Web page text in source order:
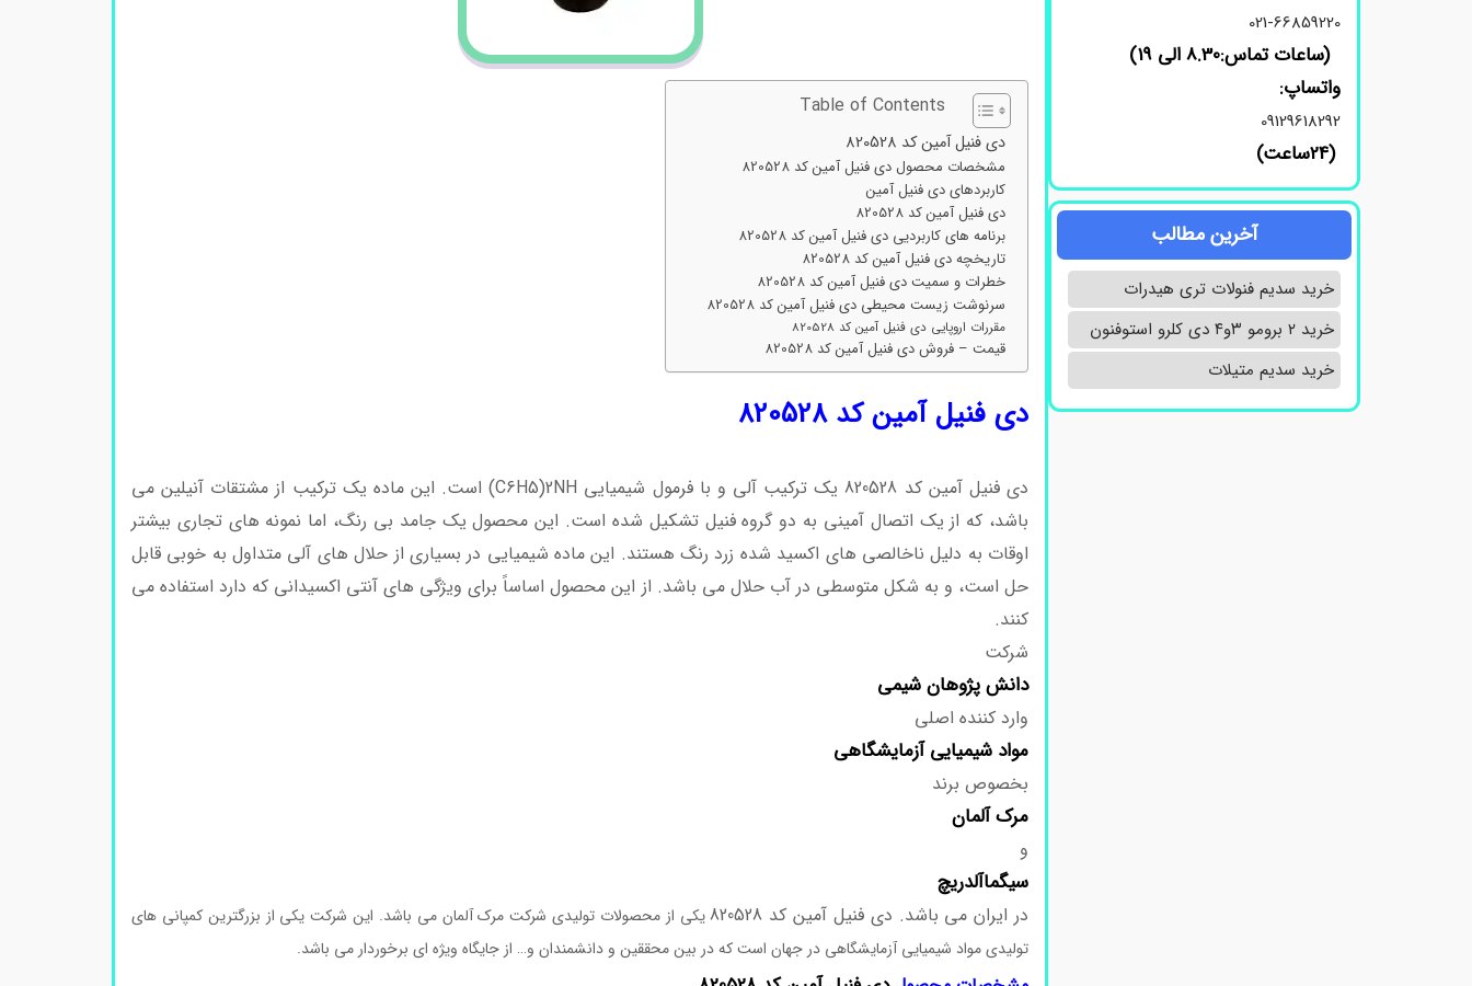
021-66859220
(ساعات تماس:8.30 الی 19)
واتساپ:
09129618292
(24ساعت)
آخرین مطالب
خرید سدیم فنولات تری هیدرات
خرید ۲ برومو ۳و۴ دی‌ کلرو استوفنون
خرید سدیم متیلات
Table of Contents
دی فنیل آمین کد 820528
مشخصات محصول دی فنیل آمین کد 820528
کاربردهای دی فنیل آمین
دی فنیل آمین کد 820528
برنامه های کاربردیی دی فنیل آمین کد 820528
تاریخچه دی فنیل آمین کد 820528
خطرات و سمیت دی فنیل آمین کد 820528
سرنوشت زیست محیطی دی فنیل آمین کد 820528
مقررات اروپایی دی فنیل آمین کد 820528
قیمت – فروش دی فنیل آمین کد 820528
دی فنیل آمین کد 820528
دی فنیل آمین کد 820528 یک ترکیب آلی و با فرمول شیمیایی C6H5)2NH) است. این ماده یک ترکیب از مشتقات آنیلین می
باشد، که از یک اتصال آمینی به دو گروه فنیل تشکیل شده است. این محصول یک جامد بی رنگ، اما نمونه های تجاری بیشتر
اوقات به دلیل ناخالصی های اکسید شده زرد رنگ هستند. این ماده شیمیایی در بسیاری از حلال های آلی متداول به خوبی قابل
حل است، و به شکل متوسطی در آب حلال می باشد. از این محصول اساساً برای ویژگی های آنتی اکسیدانی که دارد استفاده می
کنند.
شرکت
دانش پژوهان شیمی
وارد کننده اصلی
مواد شیمیایی آزمایشگاهی
بخصوص برند
مرکآلمان
و
سیگماآلدریچ
در ایران می باشد. دی فنیل آمین کد 820528
یکی از محصولات تولیدی شرکت مرک آلمان می باشد. این شرکت یکی از بزرگترین کمپانی های
تولیدی مواد شیمیایی آزمایشگاهی در جهان است که در بین محققین و دانشمندان و… از جایگاه ویژه ای برخوردار می باشد.